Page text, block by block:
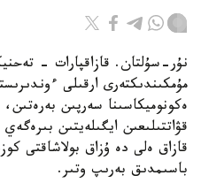
نۇر-سۇلتان. قازاقپارات -
مۇمكىندىكتەرى ارقىلى
ەكونوميكاسىنا سەرپىن
قۋاتتىلىعىن ايگىلەيتىن
قازاق ەلى دە ۇزاق بولاشاقتى
باسىمدىق بەرىپ وتىر.